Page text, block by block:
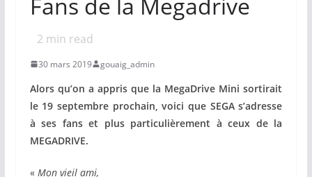
2 min read
30 mars 2019 gouaig_admin
Alors qu’on a appris que la MegaDrive Mini sortirait
le 19 septembre prochain, voici que SEGA s’adresse
à ses fans et plus particulièrement à ceux de la
MEGADRIVE.
« Mon vieil ami,